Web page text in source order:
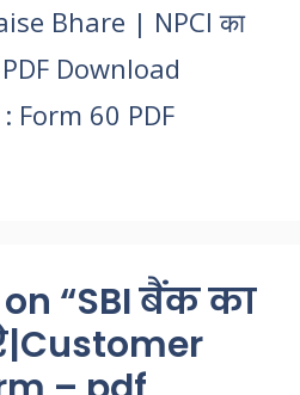
Bhare | NPCI का
Download
Form 60 PDF
“SBI बैंक का